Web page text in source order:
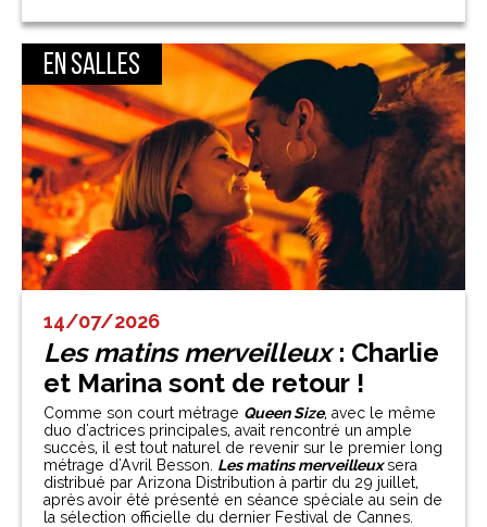
En salles
14/07/2026
Les matins merveilleux: Charlie
et Marina sont de retour !
Comme son court métrage Queen Size, avec le même
duo d'actrices principales, avait rencontré un ample
succès, il est tout naturel de revenir sur le premier long
métrage d'Avril Besson. Les matins merveilleuxsera
distribué par Arizona Distribution à partir du 29 juillet,
après avoir été présenté en séance spéciale au sein de
la sélection officielle du dernier Festival de Cannes.